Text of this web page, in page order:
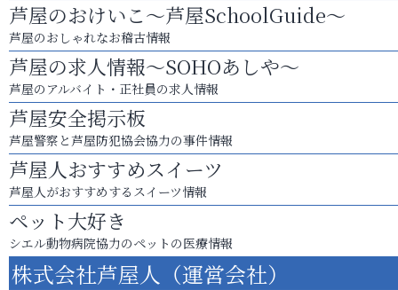
芦屋のおけいこ～芦屋SchoolGuide～
芦屋のおしゃれなお稽古情報
芦屋の求人情報～SOHOあしや～
芦屋のアルバイト・正社員の求人情報
芦屋安全掲示板
芦屋警察と芦屋防犯協会協力の事件情報
芦屋人おすすめスイーツ
芦屋人がおすすめするスイーツ情報
ペット大好き
シエル動物病院協力のペットの医療情報
株式会社芦屋人（運営会社）